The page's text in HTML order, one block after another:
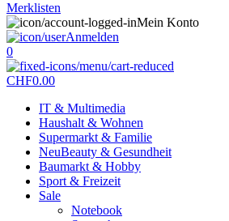
Merklisten
Mein Konto
Anmelden
0
CHF0.00
IT & Multimedia
Haushalt & Wohnen
Supermarkt & Familie
NeuBeauty & Gesundheit
Baumarkt & Hobby
Sport & Freizeit
Sale
Notebook